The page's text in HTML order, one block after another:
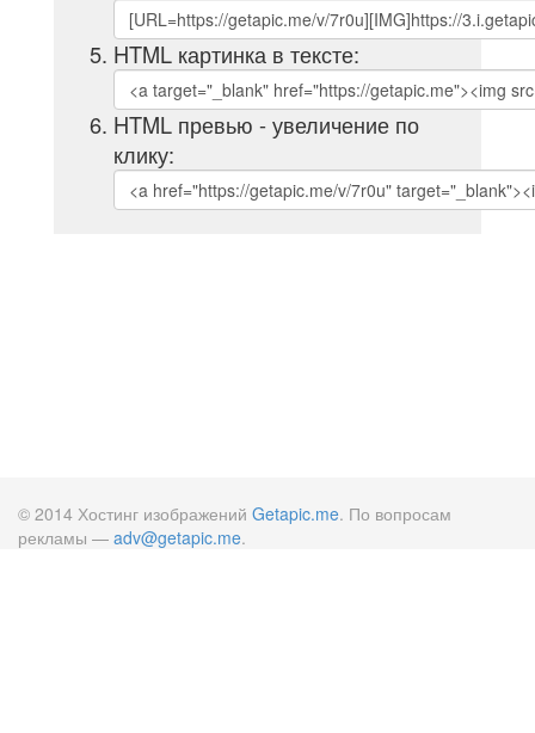
HTML картинка в тексте:
HTML превью - увеличение по
клику:
© 2014 Хостинг изображений Getapic.me. По вопросам
рекламы — adv@getapic.me.